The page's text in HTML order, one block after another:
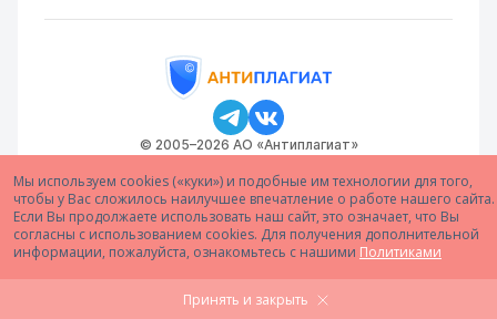
Мы используем cookies («куки») и подобные им технологии для того,
чтобы у Вас сложилось наилучшее впечатление о работе нашего сайта.
Если Вы продолжаете использовать наш сайт, это означает, что Вы
согласны с использованием cookies. Для получения дополнительной
информации, пожалуйста, ознакомьтесь с нашими Политиками
Принять и закрыть
© 2005–2026 АО «Антиплагиат»